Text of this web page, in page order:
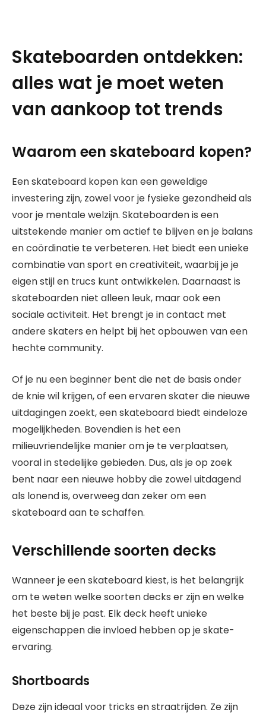
Skateboarden ontdekken:
alles wat je moet weten
van aankoop tot trends
Waarom een skateboard kopen?
Een skateboard kopen kan een geweldige
investering zijn, zowel voor je fysieke gezondheid als
voor je mentale welzijn. Skateboarden is een
uitstekende manier om actief te blijven en je balans
en coördinatie te verbeteren. Het biedt een unieke
combinatie van sport en creativiteit, waarbij je je
eigen stijl en trucs kunt ontwikkelen. Daarnaast is
skateboarden niet alleen leuk, maar ook een
sociale activiteit. Het brengt je in contact met
andere skaters en helpt bij het opbouwen van een
hechte community.
Of je nu een beginner bent die net de basis onder
de knie wil krijgen, of een ervaren skater die nieuwe
uitdagingen zoekt, een skateboard biedt eindeloze
mogelijkheden. Bovendien is het een
milieuvriendelijke manier om je te verplaatsen,
vooral in stedelijke gebieden. Dus, als je op zoek
bent naar een nieuwe hobby die zowel uitdagend
als lonend is, overweeg dan zeker om een
skateboard aan te schaffen.
Verschillende soorten decks
Wanneer je een skateboard kiest, is het belangrijk
om te weten welke soorten decks er zijn en welke
het beste bij je past. Elk deck heeft unieke
eigenschappen die invloed hebben op je skate-
ervaring.
Shortboards
Deze zijn ideaal voor tricks en straatrijden. Ze zijn